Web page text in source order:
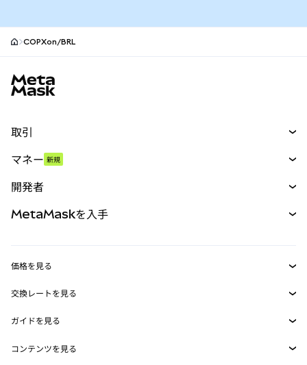
COPXon/BRL
取引
パーペチュアル
RWA
マネー 新規
開発者
MetaMask Connect
Snaps
Web3サービス
MetaMaskを入手
セキュリティ
サポート
価格を見る
イーサリアムの価格
Solanaの価格
交換レートを見る
ETH→USD
USDT→INR
ガイドを見る
ETHの購入
コンテンツを見る